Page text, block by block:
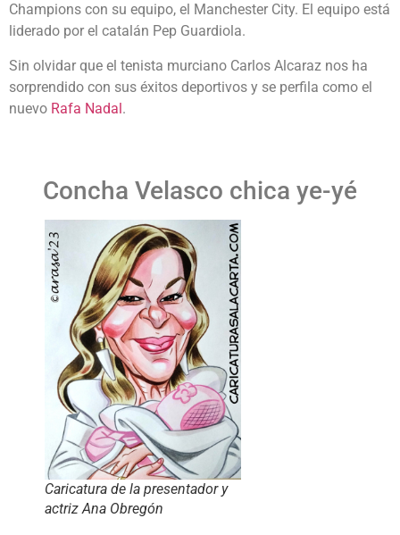
Champions con su equipo, el Manchester City. El equipo está
liderado por el catalán Pep Guardiola.
Sin olvidar que el tenista murciano Carlos Alcaraz nos ha
sorprendido con sus éxitos deportivos y se perfila como el
nuevo Rafa Nadal.
Concha Velasco chica ye-yé
Caricatura de la presentador y
actriz Ana Obregón